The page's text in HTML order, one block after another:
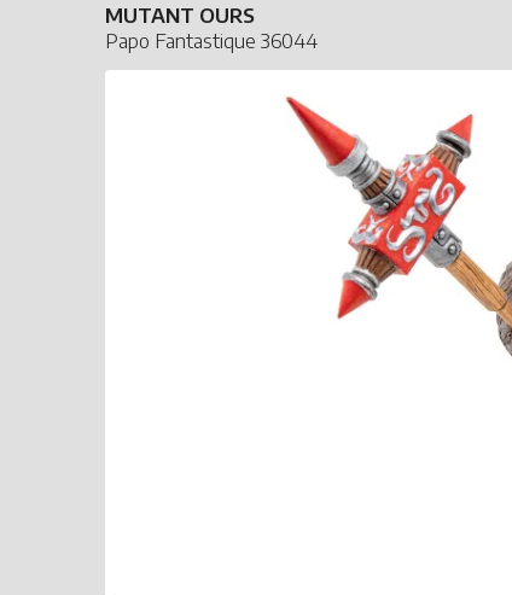
MUTANT OURS
Papo Fantastique 36044